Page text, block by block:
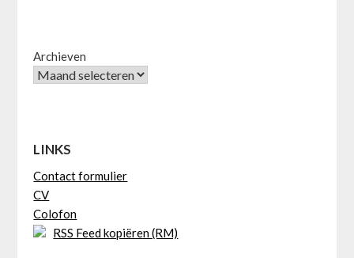
Archieven
LINKS
Contact formulier
CV
Colofon
RSS Feed kopiëren (RM)